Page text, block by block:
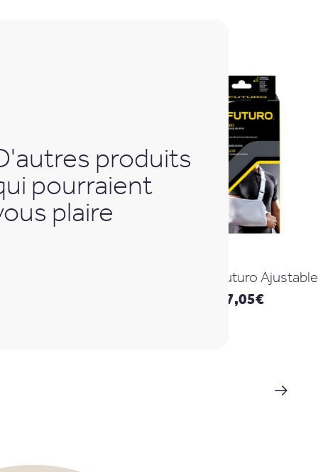
produits
pourraient
plaire